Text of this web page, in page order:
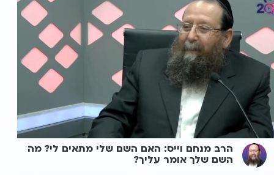
הרב מנחם וייס: האם השם שלי מתאים לי? מה
השם שלך אומר עליך?